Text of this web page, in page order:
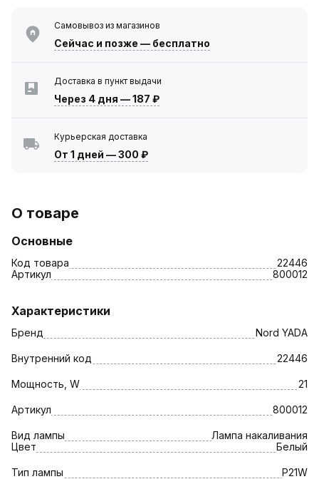
Самовывоз из магазинов
Сейчас и позже — бесплатно
Доставка в пункт выдачи
Через 4 дня —187 ₽
Курьерская доставка
От 1 дней —300 ₽
О товаре
Основные
Код товара
22446
Артикул
800012
Характеристики
Бренд Nord YADA
Внутренний код 22446
Мощность, W 21
Артикул 800012
Вид лампы
Лампа накаливания
Цвет
Белый
Тип лампы P21W